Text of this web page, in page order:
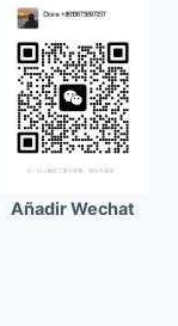
Añadir Wechat